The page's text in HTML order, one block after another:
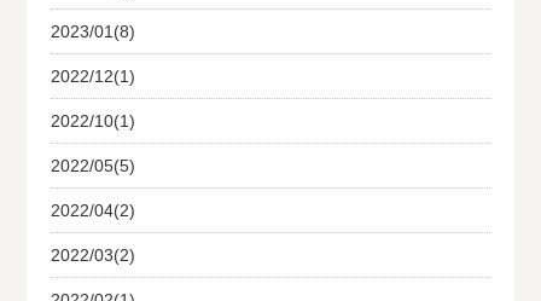
2023/01(8)
2022/12(1)
2022/10(1)
2022/05(5)
2022/04(2)
2022/03(2)